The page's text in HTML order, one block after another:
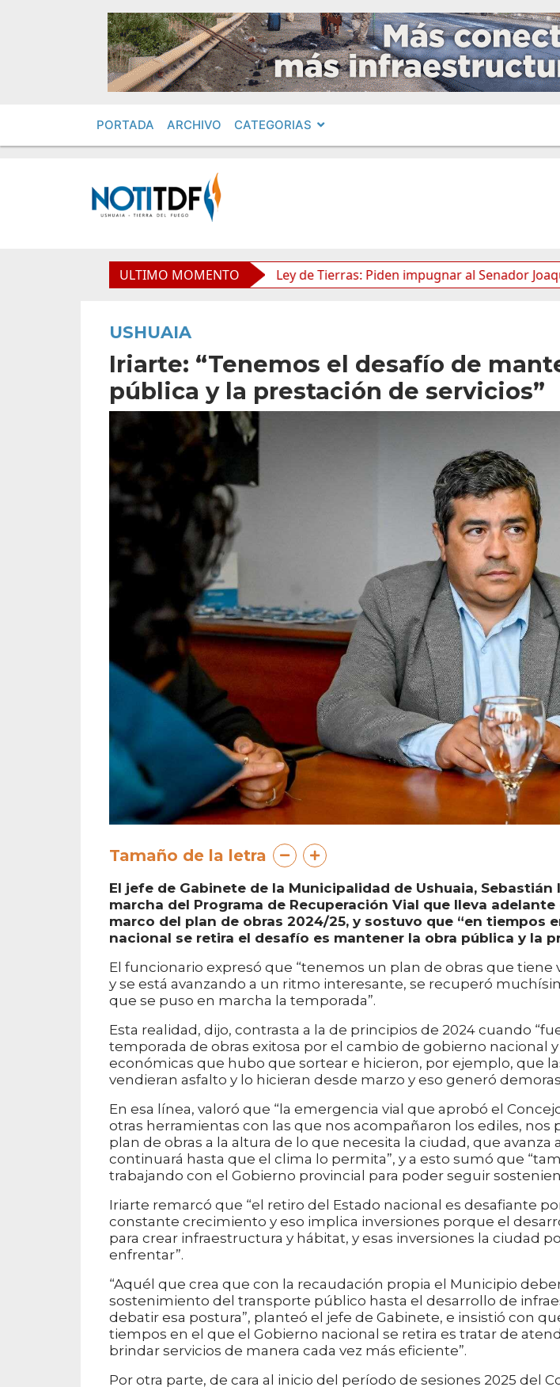
PORTADA ARCHIVO CATEGORIAS
ULTIMO MOMENTO
en Obras Privadas Ley de Tierras: Piden impugnar al Senador Joaquín
USHUAIA
Iriarte: “Tenemos el desafío de
pública y la prestación de servicios”
Tamaño de la letra
El jefe de Gabinete de la Municipalidad de Ushuaia, Sebastián
marcha del Programa de Recuperación Vial que lleva
marco del plan de obras 2024/25, y sostuvo que “en tiempos
nacional se retira el desafío es mantener la obra pública y la
El funcionario expresó que “tenemos un plan de obras que tiene
y se está avanzando a un ritmo interesante, se recuperó
que se puso en marcha la temporada”.
Esta realidad, dijo, contrasta a la de principios de 2024 cuando
temporada de obras exitosa por el cambio de gobierno nacional
económicas que hubo que sortear e hicieron, por ejemplo, que
vendieran asfalto y lo hicieran desde marzo y eso generó
En esa línea, valoró que “la emergencia vial que aprobó el
otras herramientas con las que nos acompañaron los ediles, nos
plan de obras a la altura de lo que necesita la ciudad, que avanza
continuará hasta que el clima lo permita”, y a esto sumó que
trabajando con el Gobierno provincial para poder seguir
Iriarte remarcó que “el retiro del Estado nacional es desafiante
constante crecimiento y eso implica inversiones porque el
para crear infraestructura y hábitat, y esas inversiones la ciudad
enfrentar”.
“Aquél que crea que con la recaudación propia el Municipio
sostenimiento del transporte público hasta el desarrollo de
debatir esa postura”, planteó el jefe de Gabinete, e insistió con
tiempos en el que el Gobierno nacional se retira es tratar de
brindar servicios de manera cada vez más eficiente”.
Por otra parte, de cara al inicio del período de sesiones 2025 del